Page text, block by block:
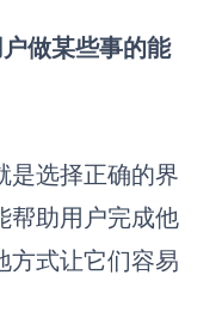
做某些事的能
是选择正确的界
帮助用户完成他
方式让它们容易